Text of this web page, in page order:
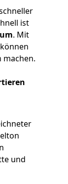
ist
. Mit
machen.
und